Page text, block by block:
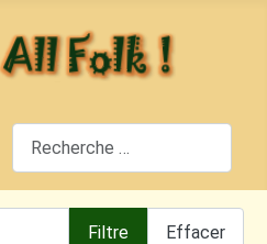
Filtre Effacer